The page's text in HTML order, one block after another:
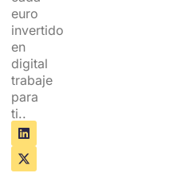
euro
invertido
en
digital
trabaje
para
ti..
L
i
n
k
X
-
t
w